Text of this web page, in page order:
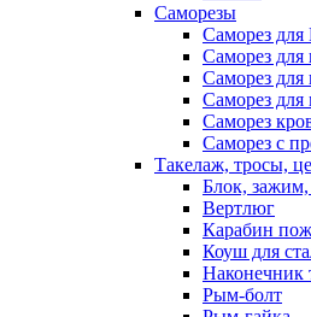
Саморезы
Саморез
Саморез для
Саморез для
Саморез для
Саморез
Саморез с
Такелаж, тросы,
Блок, зажим,
Вертлюг
Карабин
Коуш для
Наконечник
Рым-болт